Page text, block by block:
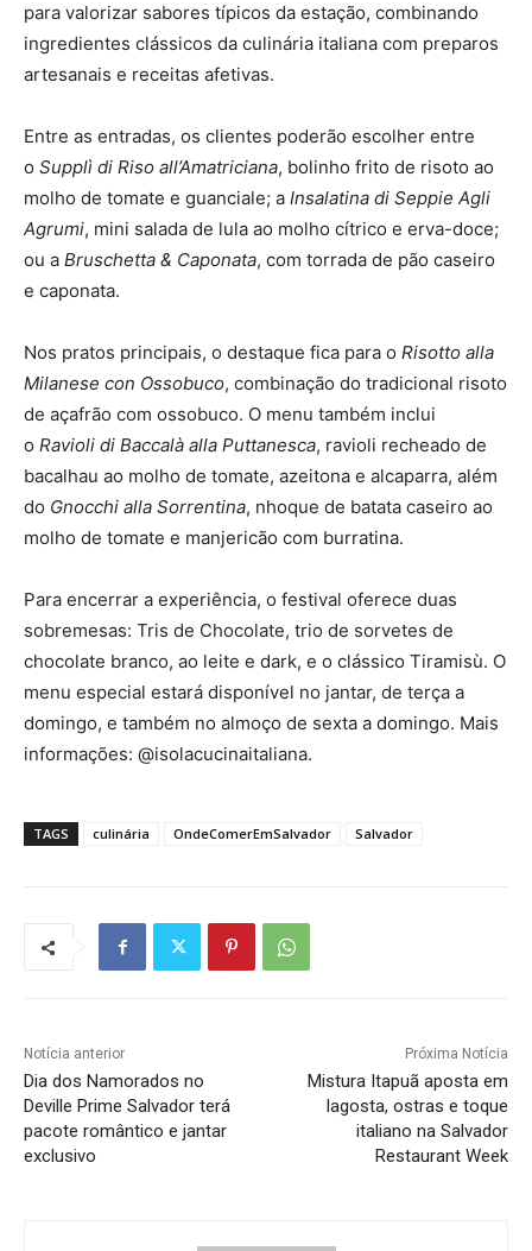
para valorizar sabores típicos da estação, combinando
ingredientes clássicos da culinária italiana com preparos
artesanais e receitas afetivas.
Entre as entradas, os clientes poderão escolher entre
o Supplì di Riso all’Amatriciana, bolinho frito de risoto ao
molho de tomate e guanciale; a Insalatina di Seppie Agli
Agrumi, mini salada de lula ao molho cítrico e erva-doce;
ou a Bruschetta & Caponata, com torrada de pão caseiro
e caponata.
Nos pratos principais, o destaque fica para o Risotto alla
Milanese con Ossobuco, combinação do tradicional risoto
de açafrão com ossobuco. O menu também inclui
o Ravioli di Baccalà alla Puttanesca, ravioli recheado de
bacalhau ao molho de tomate, azeitona e alcaparra, além
do Gnocchi alla Sorrentina, nhoque de batata caseiro ao
molho de tomate e manjericão com burratina.
Para encerrar a experiência, o festival oferece duas
sobremesas: Tris de Chocolate, trio de sorvetes de
chocolate branco, ao leite e dark, e o clássico Tiramisù. O
menu especial estará disponível no jantar, de terça a
domingo, e também no almoço de sexta a domingo. Mais
informações: @isolacucinaitaliana.
TAGS culinária OndeComerEmSalvador Salvador
Notícia anterior
Dia dos Namorados no
Deville Prime Salvador terá
pacote romântico e jantar
exclusivo
Próxima Notícia
Mistura Itapuã aposta em
lagosta, ostras e toque
italiano na Salvador
Restaurant Week